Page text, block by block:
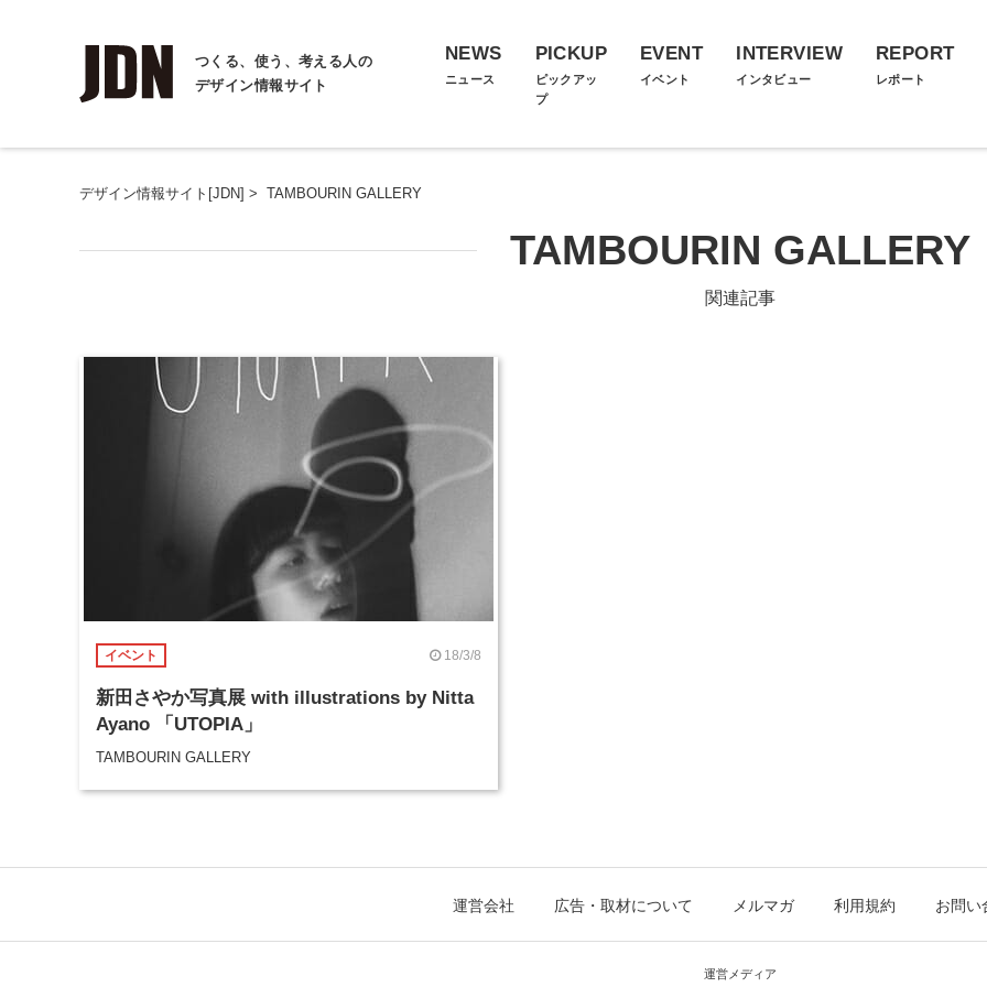
つくる、使う、考える人の
デザイン情報サイト
NEWS
ニュース
PICKUP
ピックアッ
プ
EVENT
イベント
INTERVIEW
インタビュー
REPORT
レポート
デザイン情報サイト[JDN] > TAMBOURIN GALLERY
TAMBOURIN GALLERY
関連記事
イベント 18/3/8
新田さやか写真展 with illustrations by Nitta
Ayano 「UTOPIA」
TAMBOURIN GALLERY
運営会社 広告・取材について メルマガ 利用規約 お問い
運営メディア